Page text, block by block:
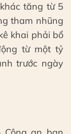
tăng từ 5
tham nhũng
khai phải bổ
từ một tỷ
trước ngày